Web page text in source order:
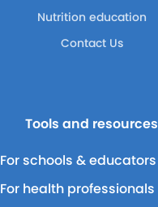
Nutrition education
Contact Us
Tools and resources
For schools & educators
For health professionals